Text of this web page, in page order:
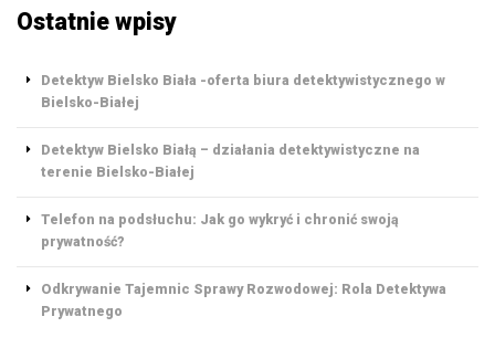
Ostatnie wpisy
Detektyw Bielsko Biała -oferta biura detektywistycznego w
Bielsko-Białej
Detektyw Bielsko Białą – działania detektywistyczne na
terenie Bielsko-Białej
Telefon na podsłuchu: Jak go wykryć i chronić swoją
prywatność?
Odkrywanie Tajemnic Sprawy Rozwodowej: Rola Detektywa
Prywatnego